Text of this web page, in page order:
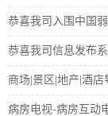
恭喜我司入围中国
恭喜我司信息发布
商场|景区|地产|酒
病房电视-病房互动